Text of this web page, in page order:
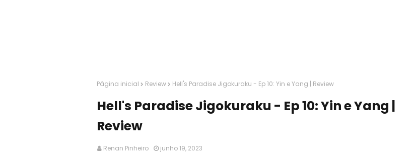
Página inicial Review Hell's Paradise Jigokuraku - Ep 10: Yin e Yang | Review
Hell's Paradise Jigokuraku - Ep 10: Yin e Yang |
Review
Renan Pinheiro junho 19, 2023